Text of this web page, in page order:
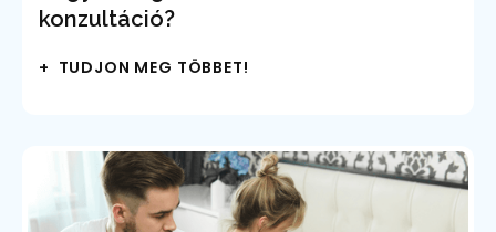
konzultáció?
+ TUDJON MEG TÖBBET!